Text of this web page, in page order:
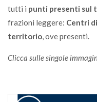
tutti i punti presenti sul
frazioni leggere: Centri
territorio, ove presenti.
Clicca sulle singole